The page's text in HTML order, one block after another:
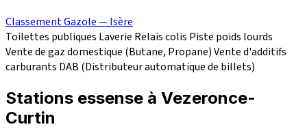
Classement Gazole — Isère
Toilettes publiques Laverie Relais colis Piste poids lourds
Vente de gaz domestique (Butane, Propane)Vente d'additifs
carburants DAB (Distributeur automatique de billets)
Stations essense à Vezeronce-
Curtin